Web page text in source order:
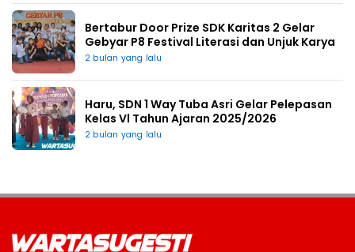
Bertabur Door Prize SDK Karitas 2 Gelar
Gebyar P8 Festival Literasi dan Unjuk Karya
2 bulan yang lalu
Haru, SDN 1 Way Tuba Asri Gelar Pelepasan
Kelas Vl Tahun Ajaran 2025/2026
2 bulan yang lalu